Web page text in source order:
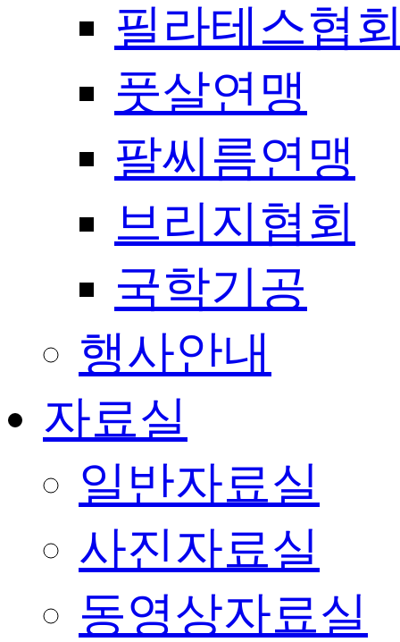
필라테스협
풋살연맹
팔씨름연맹
브리지협회
국학기공
행사안내
자료실
일반자료실
사진자료실
동영상자료실